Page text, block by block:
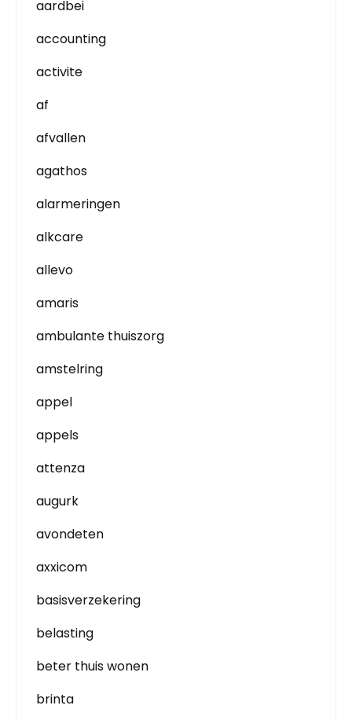
aardbei
accounting
activite
af
afvallen
agathos
alarmeringen
alkcare
allevo
amaris
ambulante thuiszorg
amstelring
appel
appels
attenza
augurk
avondeten
axxicom
basisverzekering
belasting
beter thuis wonen
brinta